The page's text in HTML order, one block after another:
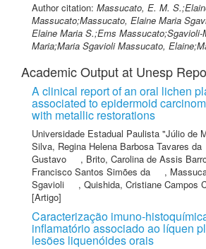
Author citation: Massucato, E. M.
Massucato;Massucato, Elaine Maria
Elaine Maria S.;Ems
Maria;Maria Sgavioli Massucato,
Academic Output at Unesp
A clinical report of an oral lichen
associated to epidermoid
with metallic restorations
Universidade Estadual Paulista "Júlio de
Silva, Regina Helena Barbosa Tavares da
Gustavo
, Brito, Carolina de Assis
Francisco Santos Simões da
,
Sgavioli
, Quishida, Cristiane Campos
[Artigo]
Caracterização imuno-
inflamatório associado ao líquen
lesões liquenóides orais